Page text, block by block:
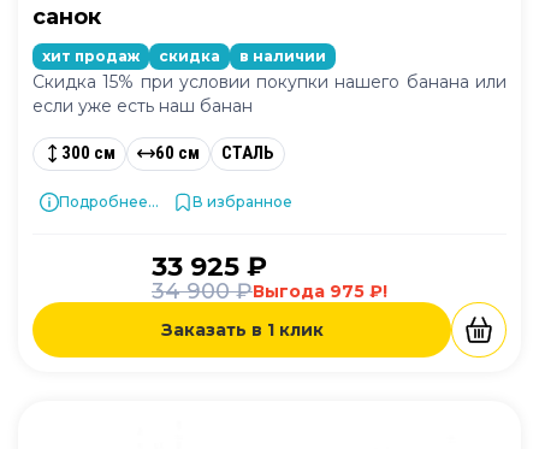
санок
хит продаж скидка в наличии
Скидка 15% при условии покупки нашего банана или
если уже есть наш банан
300 см 60 см СТАЛЬ
Подробнее... В избранное
33 925 ₽
34 900 ₽Выгода 975 ₽!
Заказать в 1 клик